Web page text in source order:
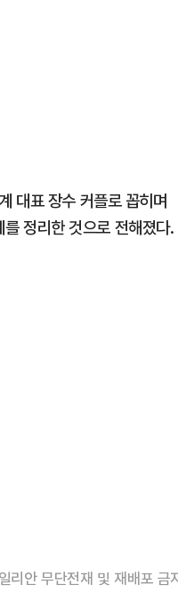
대표 장수 커플로 꼽히며
정리한 것으로 전해졌다.
리안 무단전재 및 재배포 금